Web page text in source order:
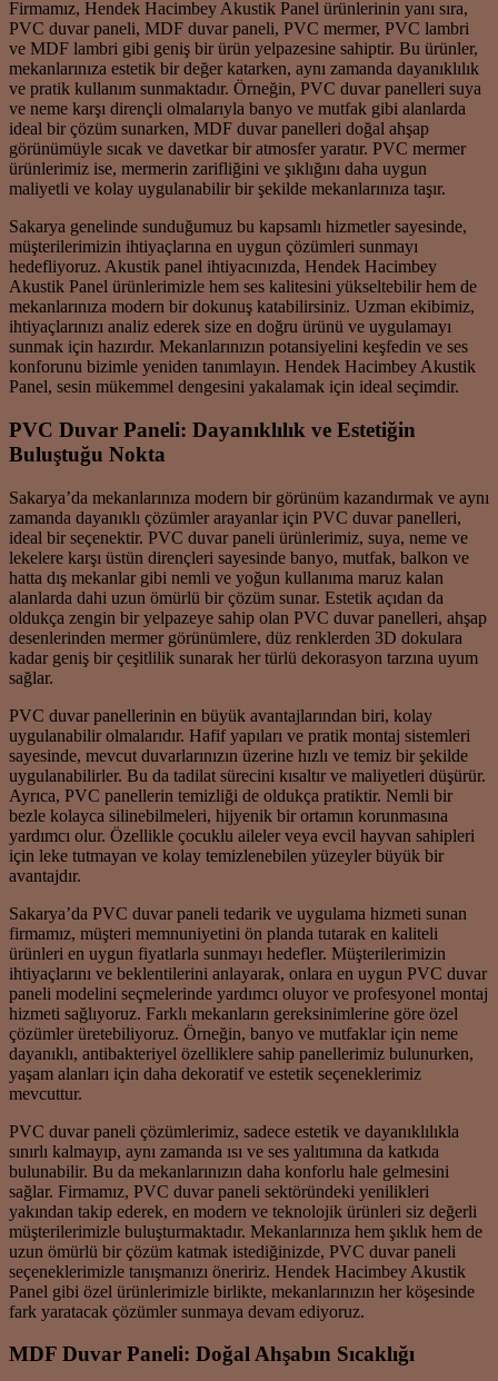
Firmamız, Hendek Hacimbey Akustik Panel ürünlerinin yanı sıra,
PVC duvar paneli, MDF duvar paneli, PVC mermer, PVC lambri
ve MDF lambri gibi geniş bir ürün yelpazesine sahiptir. Bu ürünler,
mekanlarınıza estetik bir değer katarken, aynı zamanda dayanıklılık
ve pratik kullanım sunmaktadır. Örneğin, PVC duvar panelleri suya
ve neme karşı dirençli olmalarıyla banyo ve mutfak gibi alanlarda
ideal bir çözüm sunarken, MDF duvar panelleri doğal ahşap
görünümüyle sıcak ve davetkar bir atmosfer yaratır. PVC mermer
ürünlerimiz ise, mermerin zarifliğini ve şıklığını daha uygun
maliyetli ve kolay uygulanabilir bir şekilde mekanlarınıza taşır.
Sakarya genelinde sunduğumuz bu kapsamlı hizmetler sayesinde,
müşterilerimizin ihtiyaçlarına en uygun çözümleri sunmayı
hedefliyoruz. Akustik panel ihtiyacınızda, Hendek Hacimbey
Akustik Panel ürünlerimizle hem ses kalitesini yükseltebilir hem de
mekanlarınıza modern bir dokunuş katabilirsiniz. Uzman ekibimiz,
ihtiyaçlarınızı analiz ederek size en doğru ürünü ve uygulamayı
sunmak için hazırdır. Mekanlarınızın potansiyelini keşfedin ve ses
konforunu bizimle yeniden tanımlayın. Hendek Hacimbey Akustik
Panel, sesin mükemmel dengesini yakalamak için ideal seçimdir.
PVC Duvar Paneli: Dayanıklılık ve Estetiğin
Buluştuğu Nokta
Sakarya’da mekanlarınıza modern bir görünüm kazandırmak ve aynı
zamanda dayanıklı çözümler arayanlar için PVC duvar panelleri,
ideal bir seçenektir. PVC duvar paneli ürünlerimiz, suya, neme ve
lekelere karşı üstün dirençleri sayesinde banyo, mutfak, balkon ve
hatta dış mekanlar gibi nemli ve yoğun kullanıma maruz kalan
alanlarda dahi uzun ömürlü bir çözüm sunar. Estetik açıdan da
oldukça zengin bir yelpazeye sahip olan PVC duvar panelleri, ahşap
desenlerinden mermer görünümlere, düz renklerden 3D dokulara
kadar geniş bir çeşitlilik sunarak her türlü dekorasyon tarzına uyum
sağlar.
PVC duvar panellerinin en büyük avantajlarından biri, kolay
uygulanabilir olmalarıdır. Hafif yapıları ve pratik montaj sistemleri
sayesinde, mevcut duvarlarınızın üzerine hızlı ve temiz bir şekilde
uygulanabilirler. Bu da tadilat sürecini kısaltır ve maliyetleri düşürür.
Ayrıca, PVC panellerin temizliği de oldukça pratiktir. Nemli bir
bezle kolayca silinebilmeleri, hijyenik bir ortamın korunmasına
yardımcı olur. Özellikle çocuklu aileler veya evcil hayvan sahipleri
için leke tutmayan ve kolay temizlenebilen yüzeyler büyük bir
avantajdır.
Sakarya’da PVC duvar paneli tedarik ve uygulama hizmeti sunan
firmamız, müşteri memnuniyetini ön planda tutarak en kaliteli
ürünleri en uygun fiyatlarla sunmayı hedefler. Müşterilerimizin
ihtiyaçlarını ve beklentilerini anlayarak, onlara en uygun PVC duvar
paneli modelini seçmelerinde yardımcı oluyor ve profesyonel montaj
hizmeti sağlıyoruz. Farklı mekanların gereksinimlerine göre özel
çözümler üretebiliyoruz. Örneğin, banyo ve mutfaklar için neme
dayanıklı, antibakteriyel özelliklere sahip panellerimiz bulunurken,
yaşam alanları için daha dekoratif ve estetik seçeneklerimiz
mevcuttur.
PVC duvar paneli çözümlerimiz, sadece estetik ve dayanıklılıkla
sınırlı kalmayıp, aynı zamanda ısı ve ses yalıtımına da katkıda
bulunabilir. Bu da mekanlarınızın daha konforlu hale gelmesini
sağlar. Firmamız, PVC duvar paneli sektöründeki yenilikleri
yakından takip ederek, en modern ve teknolojik ürünleri siz değerli
müşterilerimizle buluşturmaktadır. Mekanlarınıza hem şıklık hem de
uzun ömürlü bir çözüm katmak istediğinizde, PVC duvar paneli
seçeneklerimizle tanışmanızı öneririz. Hendek Hacimbey Akustik
Panel gibi özel ürünlerimizle birlikte, mekanlarınızın her köşesinde
fark yaratacak çözümler sunmaya devam ediyoruz.
MDF Duvar Paneli: Doğal Ahşabın Sıcaklığı